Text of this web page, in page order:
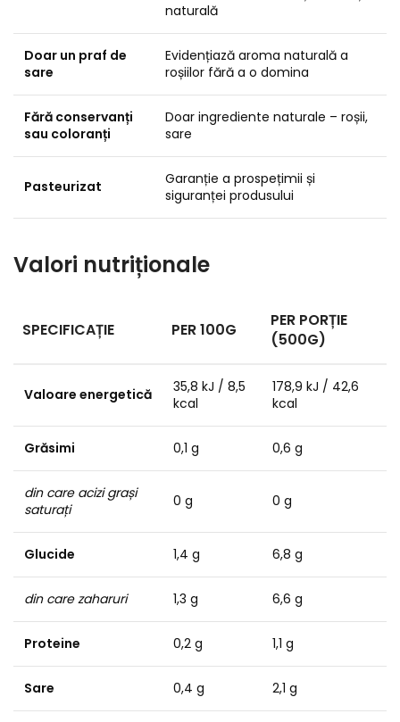
naturală
Doar un praf de
sare
Evidențiază aroma naturală a
roșiilor fără a o domina
Fără conservanți
sau coloranți
Doar ingrediente naturale – roșii,
sare
Pasteurizat
Garanție a prospețimii și
siguranței produsului
Valori nutriționale
SPECIFICAȚIE PER 100G
PER PORȚIE
(500G)
Valoare energetică
35,8 kJ / 8,5
kcal
178,9 kJ / 42,6
kcal
Grăsimi 0,1 g 0,6 g
din care acizi grași
saturați
0 g 0 g
Glucide 1,4 g 6,8 g
din care zaharuri 1,3 g 6,6 g
Proteine 0,2 g 1,1 g
Sare 0,4 g 2,1 g